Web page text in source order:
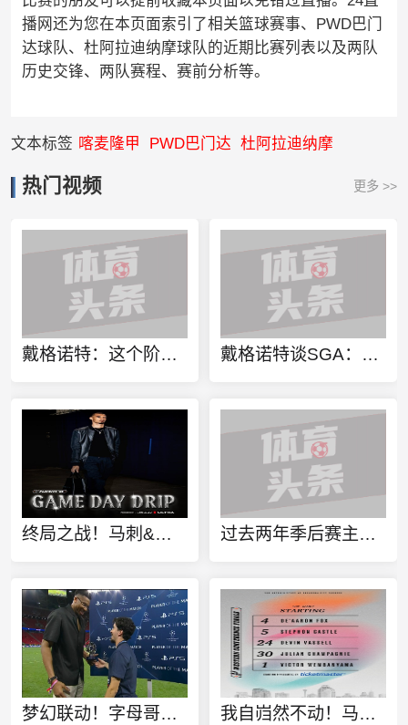
播网还为您在本页面索引了相关篮球赛事、PWD巴门
达球队、杜阿拉迪纳摩球队的近期比赛列表以及两队
历史交锋、两队赛程、赛前分析等。
文本标签 喀麦隆甲 PWD巴门达 杜阿拉迪纳摩
热门视频 更多 >>
戴格诺特：这个阶段就是关于意志力的较量 我相信马刺也有同感！ 戴格诺特谈SGA：六年来始终如一 成功时脚踏实地挣扎时镇定专注
终局之战！马刺&雷霆入场穿搭 文班亚马黑衣人 SGA、切特黑白双煞 过去两年季后赛主场17胜3负？戴格诺特：这显然不能保证任何东西
梦幻联动！字母哥现身欧冠决赛现场 将最佳球员奖杯颁给维蒂尼亚 我自岿然不动！马刺G7首发：福克斯 卡斯尔 瓦塞尔 尚帕尼 文班